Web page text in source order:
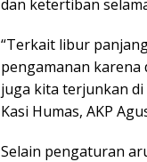
dan ketertiban
“Terkait libur
pengamanan
juga kita terjunkan di
Kasi Humas, AKP
Selain pengaturan